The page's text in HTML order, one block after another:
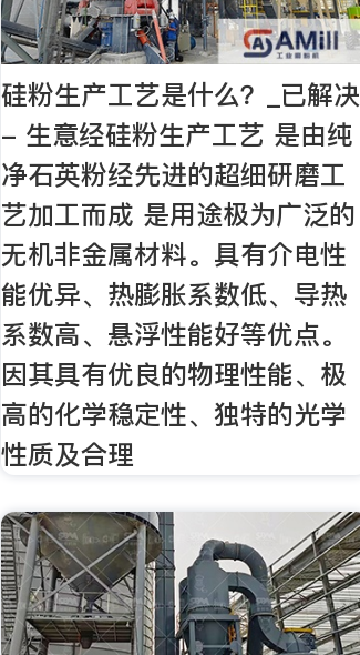
硅粉生产工艺是什么？_已解决
- 生意经硅粉生产工艺 是由纯
净石英粉经先进的超细研磨工
艺加工而成 是用途极为广泛的
无机非金属材料。具有介电性
能优异、热膨胀系数低、导热
系数高、悬浮性能好等优点。
因其具有优良的物理性能、极
高的化学稳定性、独特的光学
性质及合理